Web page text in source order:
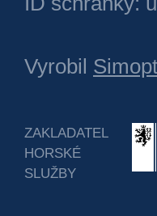
Vyrobil
ZAKLADATEL
HORSKÉ
SLUŽBY